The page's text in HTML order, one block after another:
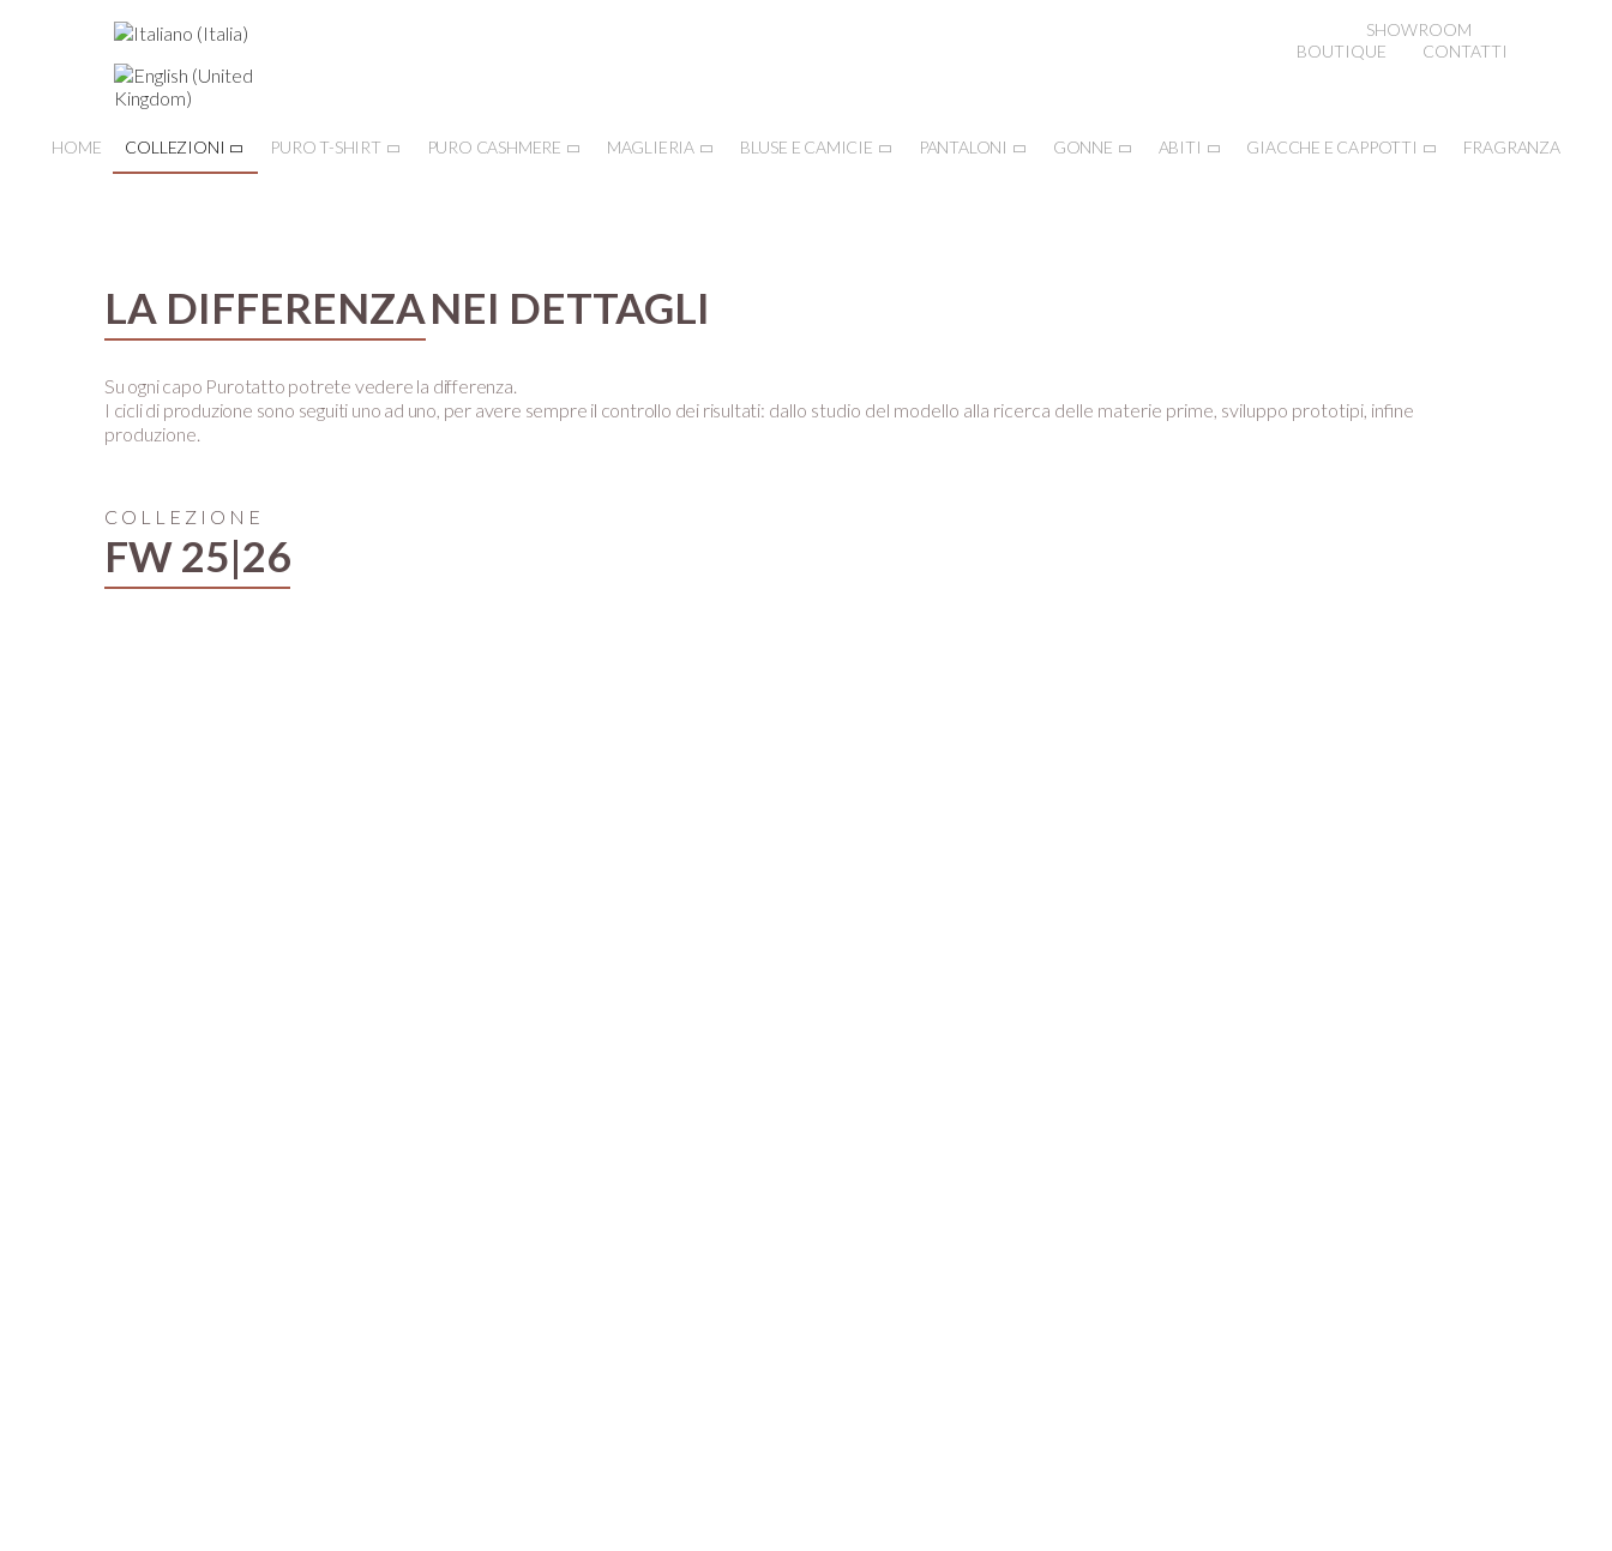
SHOWROOM
BOUTIQUE
CONTATTI
HOME COLLEZIONI PURO T-SHIRT PURO CASHMERE MAGLIERIA BLUSE E CAMICIE PANTALONI GONNE ABITI GIACCHE E CAPPOTTI FRAGRANZA
LA DIFFERENZANEI DETTAGLI
Su ogni capo Purotatto potrete vedere la differenza.
I cicli di produzione sono seguiti uno ad uno, per avere sempre il controllo dei risultati: dallo studio del modello alla ricerca delle materie prime, sviluppo prototipi, infine
produzione.
COLLEZIONE
FW 25|26